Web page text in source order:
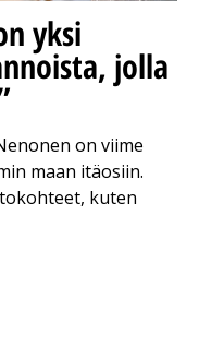
yksi
jolla
on viime
maan itäosiin.
kuten